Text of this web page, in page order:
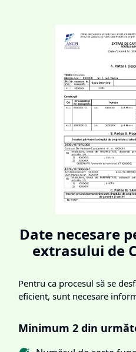
Date necesare
extrasului de
Pentru ca procesul să se
eficient, sunt necesare
Minimum 2 din